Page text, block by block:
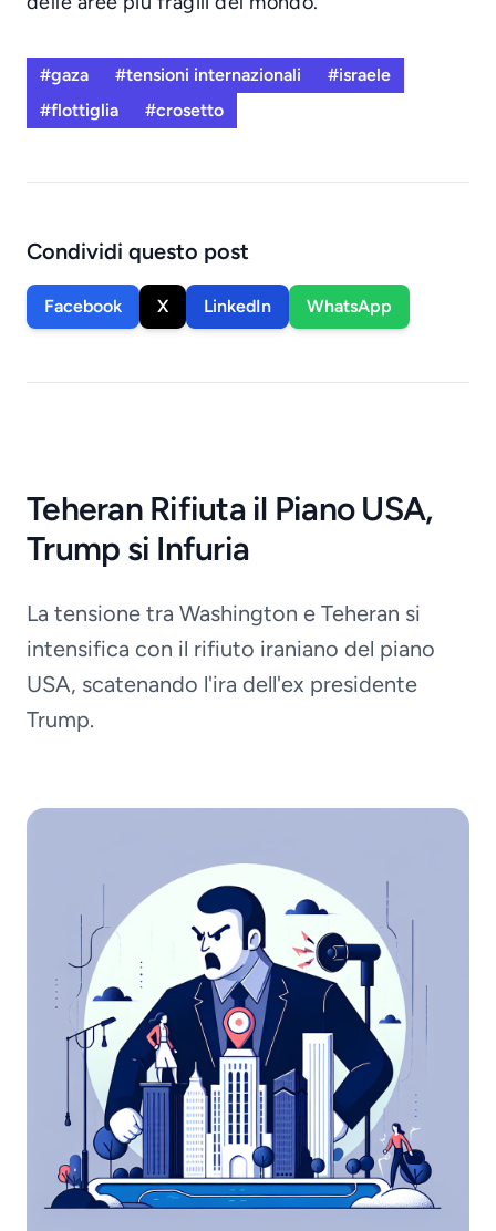
#gaza #tensioni internazionali
#israele
#flottiglia
#crosetto
Condividi questo post
Facebook X LinkedIn WhatsApp
Teheran Rifiuta il Piano USA,
Trump si Infuria
La tensione tra Washington e Teheran si
intensifica con il rifiuto iraniano del piano
USA, scatenando l'ira dell'ex presidente
Trump.